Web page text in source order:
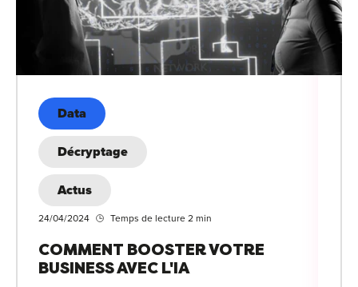
Data
Décryptage
Actus
24/04/2024 Temps de lecture 2 min
COMMENT BOOSTER VOTRE
BUSINESS AVEC L'IA